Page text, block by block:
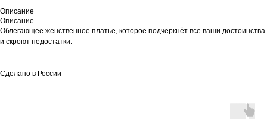
Описание
Описание
Облегающее женственное платье, которое подчеркнёт все ваши достоинства
и скроют недостатки.
Сделано в России